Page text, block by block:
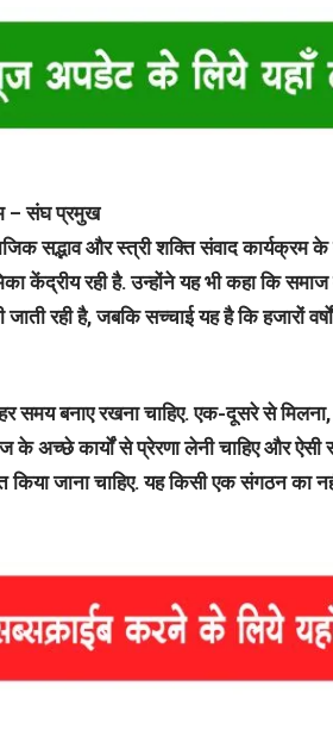
– संघ प्रमुख
सद्भाव और स्त्री शक्ति संवाद कार्यक्रम के
केंद्रीय रही है. उन्होंने यह भी कहा कि
रही है, जबकि सच्चाई यह है कि हजारों
समय बनाए रखना चाहिए. एक-दूसरे से
के अच्छे कार्यों से प्रेरणा लेनी चाहिए और ऐसी
जाना चाहिए. यह किसी एक संगठन का